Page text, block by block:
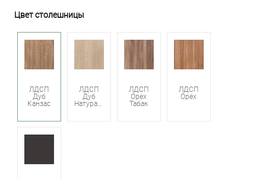
Цвет столешницы
ЛДСП
Дуб
Канзас
ЛДСП
Дуб
Натуральный
ЛДСП
Орех
Табак
ЛДСП
Орех